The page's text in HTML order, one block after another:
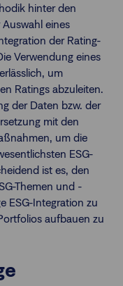
hinter den
eines
der Rating-
Verwendung eines
um
Ratings abzuleiten.
der Daten bzw. der
mit den
um die
ESG-
ist es, den
Themen und -
ESG-Integration zu
aufbauen zu